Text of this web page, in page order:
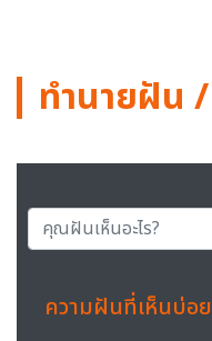
ทำนายฝัน
ความฝันที่เห็นบ่อย